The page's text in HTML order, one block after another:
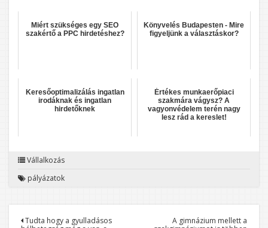
Miért szükséges egy SEO
szakértő a PPC hirdetéshez?
Könyvelés Budapesten - Mire
figyeljünk a választáskor?
Keresőoptimalizálás ingatlan
irodáknak és ingatlan
hirdetőknek
Értékes munkaerőpiaci
szakmára vágysz? A
vagyonvédelem terén nagy
lesz rád a kereslet!
Vállalkozás
pályázatok
Tudta hogy a gyulladásos
A gimnázium mellett a